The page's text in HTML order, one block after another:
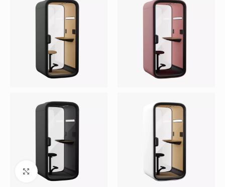
Büyütmek için tıklayın